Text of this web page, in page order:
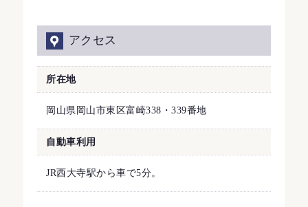
アクセス
所在地
岡山県岡山市東区富崎338・339番地
自動車利用
JR西大寺駅から車で5分。